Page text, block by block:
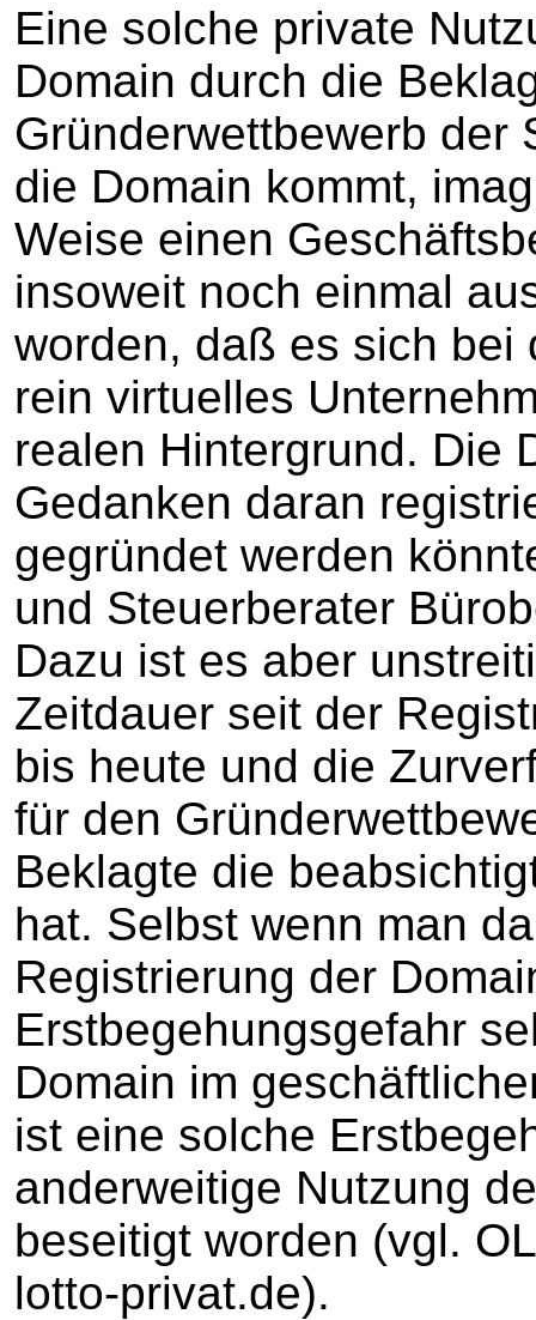
Eine solche private
Domain durch die
Gründerwettbewerb der
die Domain kommt,
Weise einen
insoweit noch einmal
worden, daß es sich bei
rein virtuelles
realen Hintergrund. Die
Gedanken daran
gegründet werden
und Steuerberater
Dazu ist es aber
Zeitdauer seit der
bis heute und die
für den
Beklagte die
hat. Selbst wenn man
Registrierung der
Erstbegehungsgefahr
Domain im
ist eine solche
anderweitige Nutzung
beseitigt worden (vgl.
lotto-privat.de).